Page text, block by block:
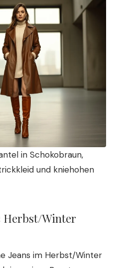
in Schokobraun,
und kniehohen
Herbst/Winter
Jeans im Herbst/Winter